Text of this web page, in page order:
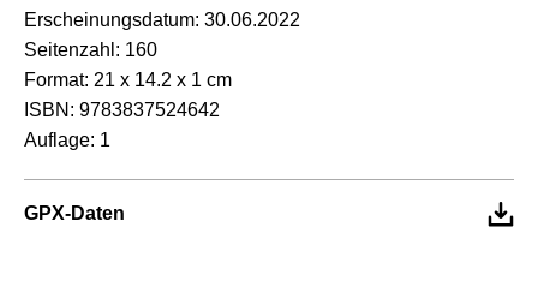
Fotografien machen Lust aufs Wandern und Entdecken.
Erscheinungsdatum: 30.06.2022
Seitenzahl: 160
Format: 21 x 14.2 x 1 cm
ISBN: 9783837524642
Auflage: 1
GPX-Daten